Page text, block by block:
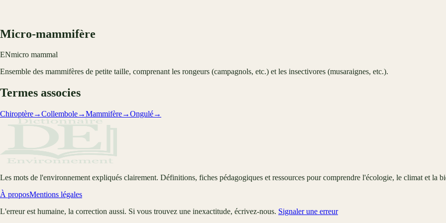
Micro-mammifère
ENmicro mammal
Ensemble des mammifères de petite taille, comprenant les rongeurs (campagnols, etc.) et les insectivores (musaraignes, etc.).
Termes associes
Chiroptère→Collembole→Mammifère→Ongulé→
Les mots de l'environnement expliqués clairement. Définitions, fiches pédagogiques et ressources pour comprendre l'écologie, le climat et la
À proposMentions légales
L'erreur est humaine, la correction aussi. Si vous trouvez une inexactitude, écrivez-nous. Signaler une erreur